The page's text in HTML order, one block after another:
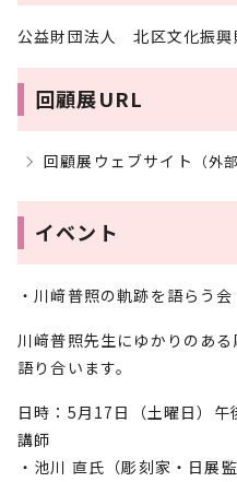
公益財団法人 北区文化振興
回顧展URL
回顧展ウェブサイト （外
イベント
・川﨑普照の軌跡を語らう会
川﨑普照先生にゆかりのあ
語り合います。
日時：5月17日（土曜日）午
講師
・池川 直氏（彫刻家・日展監